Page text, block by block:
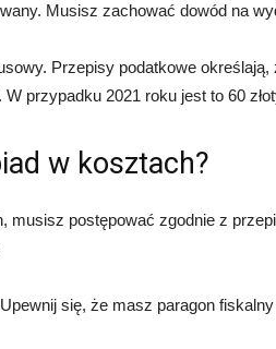
Musisz zachować dowód na
Przepisy podatkowe określają,
przypadku 2021 roku jest to 60
w kosztach?
musisz postępować zgodnie z
się, że masz paragon